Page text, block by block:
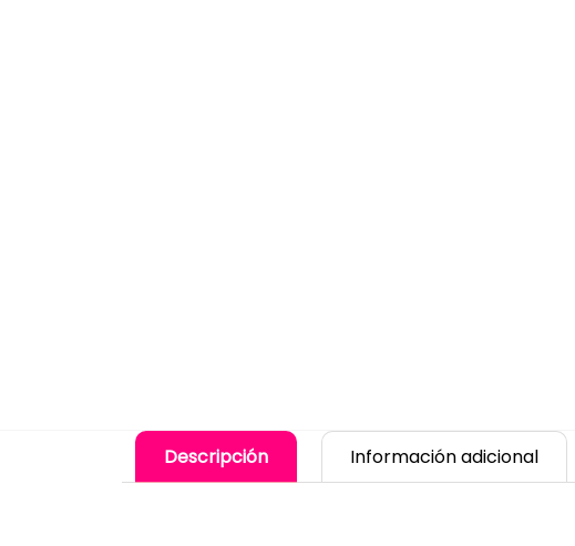
Descripción Información adicional